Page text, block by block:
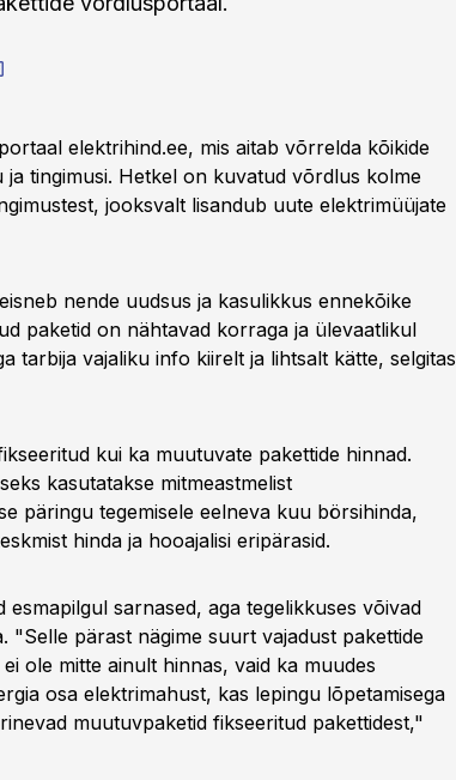
elektrihind.ee, mis aitab võrrelda kõikide
tingimusi. Hetkel on kuvatud võrdlus kolme
jooksvalt lisandub uute elektrimüüjate
nende uudsus ja kasulikkus ennekõike
paketid on nähtavad korraga ja ülevaatlikul
tarbija vajaliku info kiirelt ja lihtsalt kätte, selgitas
kui ka muutuvate pakettide hinnad.
kasutatakse mitmeastmelist
päringu tegemisele eelneva kuu börsihinda,
hinda ja hooajalisi eripärasid.
sarnased, aga tegelikkuses võivad
"Selle pärast nägime suurt vajadust pakettide
ole mitte ainult hinnas, vaid ka muudes
osa elektrimahust, kas lepingu lõpetamisega
muutuvpaketid fikseeritud pakettidest,"